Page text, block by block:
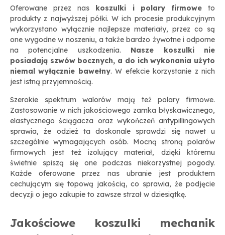
Oferowane przez nas koszulki i polary firmoweto
produkty z najwyższej półki. W ich procesie produkcyjnym
wykorzystano wyłącznie najlepsze materiały, przez co są
one wygodne w noszeniu, a także bardzo żywotne i odporne
na potencjalne uszkodzenia. Nasze koszulki nie
posiadają szwów bocznych, a do ich wykonania użyto
niemal wyłącznie bawełny. W efekcie korzystanie z nich
jest istną przyjemnością.
Szerokie spektrum walorów mają też polary firmowe.
Zastosowanie w nich jakościowego zamka błyskawicznego,
elastycznego ściągacza oraz wykończeń antypillingowych
sprawia, że odzież ta doskonale sprawdzi się nawet u
szczególnie wymagających osób. Mocną stroną polarów
firmowych jest też izolujący materiał, dzięki któremu
świetnie spiszą się one podczas niekorzystnej pogody.
Każde oferowane przez nas ubranie jest produktem
cechującym się topową jakością, co sprawia, że podjęcie
decyzji o jego zakupie to zawsze strzał w dziesiątkę.
Jakościowe koszulki mechanik